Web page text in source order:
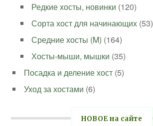
Редкие хосты, новинки (120)
Сорта хост для начинающих (53)
Средние хосты (M) (164)
Хосты-мыши, мышки (35)
Посадка и деление хост (5)
Уход за хостами (6)
НОВОЕ на сайте